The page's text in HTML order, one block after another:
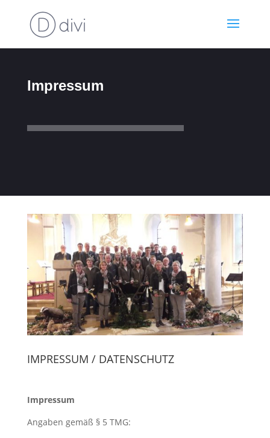
Impressum
IMPRESSUM / DATENSCHUTZ
Impressum
Angaben gemäß § 5 TMG: